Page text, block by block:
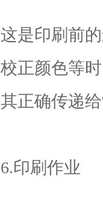
这是印刷前
校正颜色等
其正确传递
6.印刷作业